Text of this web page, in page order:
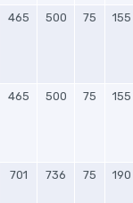
465 500 75 155
465 500 75 155
701 736 75 190